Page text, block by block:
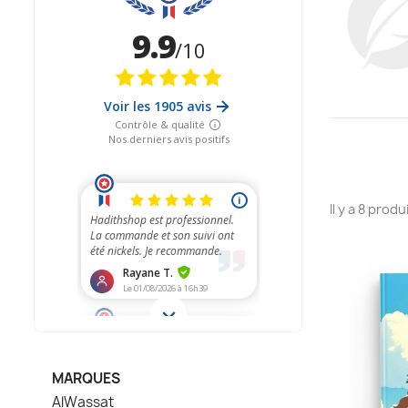
MARQUES
AlWassat
Il y a 8